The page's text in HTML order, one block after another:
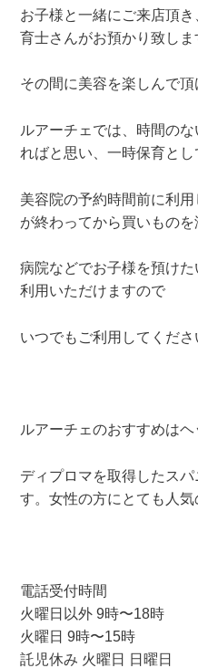
お子様と一緒にご来店頂
育士さんがお預かり致しま
その間に美容を楽しんで頂
ルアーチェでは、時間の
ればと思い、一時保育とし
美容院の予約時間前に利
が終わってから買いものを
病院などでお子様を預け
利用いただけますので
いつでもご利用してくださ
ルアーチェのおすすめはヘ
ディプロマを取得したス
す。女性の方にとても人気
電話受付時間
火曜日以外 9時〜18時
火曜日 9時〜15時
託児休み 火曜日 日曜日